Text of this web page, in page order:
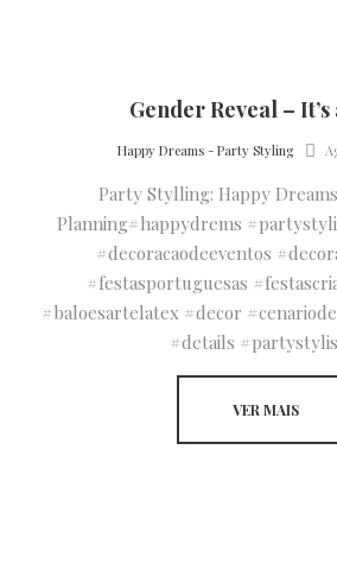
Gender Reveal –
by
Happy Dreams - Party Styling
Party Stylling: Happy
Planning#happydrems
#decoracaodeeventos
#festasportuguesas
#baloesartelatex #decor
#details
VER MAIS